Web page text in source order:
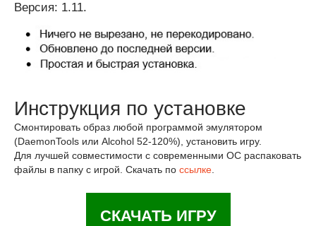
Версия: 1.11.
Инструкция по установке
Смонтировать образ любой программой эмулятором
(DaemonTools или Alcohol 52-120%), установить игру.
Для лучшей совместимости с современными ОС распаковать
файлы в папку с игрой. Скачать по ссылке.
СКАЧАТЬ ИГРУ